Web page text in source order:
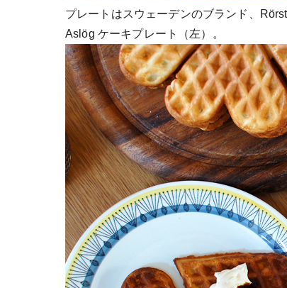
プレートはスウェーデンのブランド、
Aslög ケーキプレート（左）。